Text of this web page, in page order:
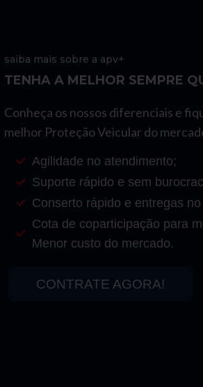
saiba mais sobre a apv+
TENHA A MELHOR SEMPRE
Conheça os nossos diferenciais e
melhor Proteção Veicular do
Agilidade no atendimento;
Suporte rápido e sem
Conserto rápido e entregas no
Cota de coparticipação para
Menor custo do mercado.
CONTRATE AGORA!